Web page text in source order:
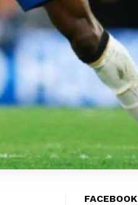
FACEBOOK